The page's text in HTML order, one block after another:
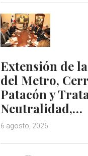
Extensión de
del Metro,
Patacón y
Neutralidad,…
6 agosto, 2026